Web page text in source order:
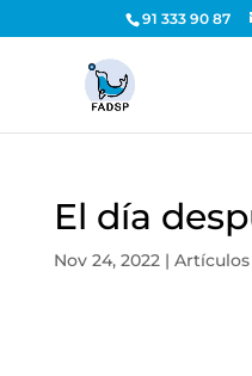
91 333 90 87
El día
Nov 24, 2022|